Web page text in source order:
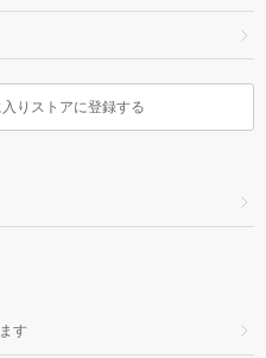
りストアに登録する
す